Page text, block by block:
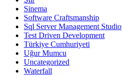
Sinema
Software Craftsmanship
Sql Server Management Studio
Test Driven Development
Türkiye Cumhuriyeti
Uğur Mumcu
Uncategorized
Waterfall